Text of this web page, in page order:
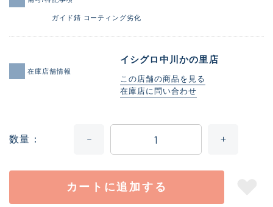
ガイド錆 コーティング劣化
在庫店舗情報
イシグロ中川かの里店
この店舗の商品を見る
在庫店に問い合わせ
数量
カートに追加する